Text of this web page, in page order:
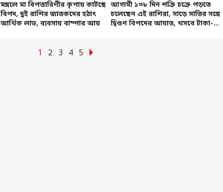
মঙ্গলে মা বিপত্তারিণীর কৃপায় কাটছে
বিপদ, দুই রাশির জাতকদের হঠাৎ
আর্থিক লাভ, ব্যবসায় বাম্পার আয়
আগামী ১৩৮ দিন শক্রি চক্রে পড়তে
চলেছেন এই রাশিরা, সাড়ে সাতির সঙ্গে
দ্বিগুণ বিপদের আঘাত, খসবে টাকা-
1 2 3 4 5